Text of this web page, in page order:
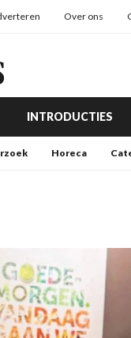
Over ons
INTRODUCTIES
Horeca